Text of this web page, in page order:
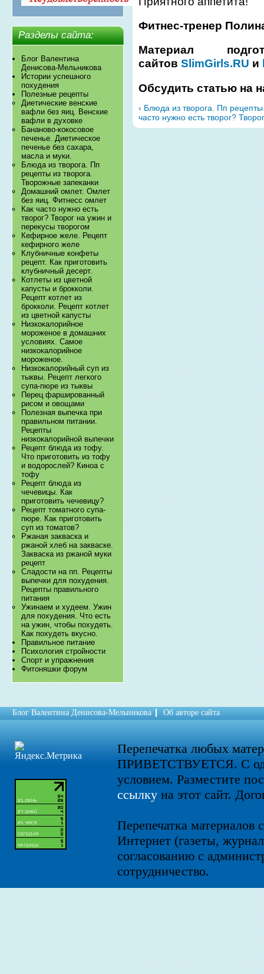
Разделы сайта:
Блог Валентина
Денисова-Мельникова
Истории успешного
похудения
Полезные рецепты
Диетические венские
вафли без яиц. Венские
вафли в духовке
Бананово-кокосовое
печенье. Диетическое
печенье без сахара,
масла и муки.
Блюда из творога. Пп
рецепты из творога.
Творожные запеканки
Домашний омлет. Омлет
без яиц. Фитнесс омлет
Как часто нужно есть
творог? Творог на ужин и
перекусы творогом
Кефирное желе. Рецепт
кефирного желе
Клубничные конфеты
рецепт. Как приготовить
клубничный десерт.
Котлеты из цветной
капусты и брокколи.
Рецепт котлет из
брокколи. Рецепт котлет
из цветной капусты
Низкокалорийное
мороженое в домашних
условиях. Самое
низкокалорийное
мороженое.
Низкокалорийный суп из
тыквы. Рецепт легкого
супа-пюре из тыквы
Перец фаршированный
рисом и овощами
Полезная выпечка при
правильном питании.
Рецепты
низкокалорийной выпечки
Рецепт блюда из тофу.
Что приготовить из тофу
и водорослей? Киноа с
тофу
Рецепт блюда из
чечевицы. Как
приготовить чечевицу?
Рецепт томатного супа-
пюре. Как приготовить
суп из томатов?
Ржаная закваска и
ржаной хлеб на закваске.
Закваска из ржаной муки
рецепт
Сладости на пп. Рецепты
выпечки для похудения.
Рецепты правильного
питания
Ужинаем и худеем. Ужин
для похудения. Что есть
на ужин, чтобы похудеть.
Как похудеть вкусно.
Правильное питание
Психология стройности
Спорт и упражнения
Фитоняшки форум
Фитнес-тренер
Материал
сайтовSlimGirls.RU и
Обсудить статью
‹ Блюда из творога. Пп
часто нужно есть творог?
Блог Валентина Денисова-Мельникова Об авторе сайта
Перепечатка любых
ПРИВЕТСТВУЕТСЯ. С
условием. Разместите
ссылкуна этот сайт.
Перепечатка материалов
Интернет (газеты,
согласованию с
сотрудничество.